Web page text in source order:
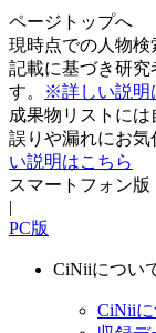
ページトップへ
現時点での人物検
記載に基づき研
す。
※詳しい説明
成果物リストには
誤りや漏れにお気
い説明はこちら
スマートフォン版
|
PC版
CiNiiについ
CiNiiに